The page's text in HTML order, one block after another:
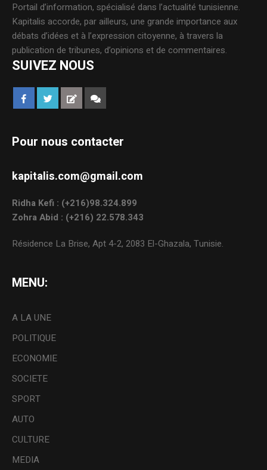
Portail d’information, spécialisé dans l’actualité tunisienne.
Kapitalis accorde, par ailleurs, une grande importance aux
débats d’idées et à l’expression citoyenne, à travers la
publication de tribunes, d’opinions et de commentaires.
SUIVEZ NOUS
Pour nous contacter
kapitalis.com@gmail.com
Ridha Kefi : (+216)98.324.899
Zohra Abid : (+216) 22.578.343
Résidence La Brise, Apt 4-2, 2083 El-Ghazala, Tunisie.
MENU:
A LA UNE
POLITIQUE
ECONOMIE
SOCIETE
SPORT
AUTO
CULTURE
MEDIA